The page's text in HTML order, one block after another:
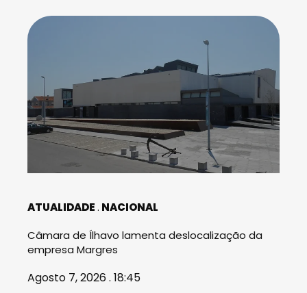
ATUALIDADE NACIONAL
Câmara de Ílhavo lamenta deslocalização da
empresa Margres
Agosto 7, 2026 . 18:45